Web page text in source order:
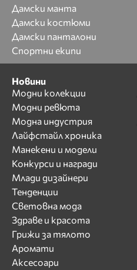
Дамски манта
Дамски костюми
Дамски панталони
Спортни екипи
Новини
Модни колекции
Модни ревюта
Модна индустрия
Лайфстайл хроника
Манекени и модели
Конкурси и награди
Млади дизайнери
Тенденции
Световна мода
Здраве и красота
Грижи за тялото
Аромати
Аксесоари